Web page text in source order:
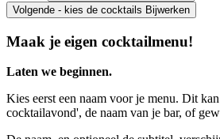
Volgende - kies de cocktails Bijwerken
Maak je eigen cocktailmenu!
Laten we beginnen.
Kies eerst een naam voor je menu. Dit
cocktailavond', de naam van je bar, of